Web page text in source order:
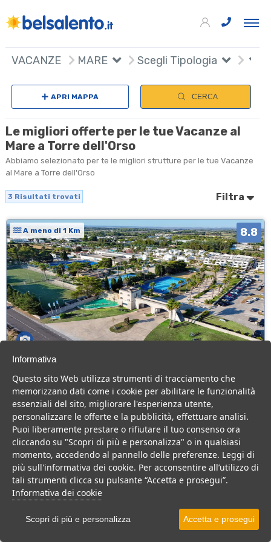
VACANZE MARE Scegli Tipologia
APRI MAPPA CERCA
Le migliori offerte per le tue Vacanze al
Mare a Torre dell'Orso
Abbiamo selezionato per te le migliori strutture per le tue Vacanze
al Mare a Torre dell'Orso
3 Risultati trovati Filtra
A meno di 1 Km 8.8
Puglia > Salento > Melendugno > Torre dell'Orso
170 Camere
Resort 4 stelle a Torre dell'Orso, Centro benessere, impianti
sportivi e tanta animazione, per una vacanza in famiglia.
Villaggio Resort Hotel
VEDI SU MAPPA
+
Informativa
Questo sito Web utilizza strumenti di tracciamento che
memorizzano dati come i cookie per abilitare le funzionalità
essenziali del sito, migliorare l'esperienza utente,
personalizzare le offerte e la pubblicità, effettuare analisi.
Puoi liberamente prestare o rifiutare il tuo consenso ora
cliccando su "Scopri di più e personalizza" o in qualsiasi
momento, accedendo al pannello delle preferenze. Leggi di
più sull'informativa dei cookie. Per acconsentire all’utilizzo di
tali strumenti clicca su pulsante “Accetta e prosegui”.
Informativa dei cookie
Scopri di più e personalizza Accetta e prosegui